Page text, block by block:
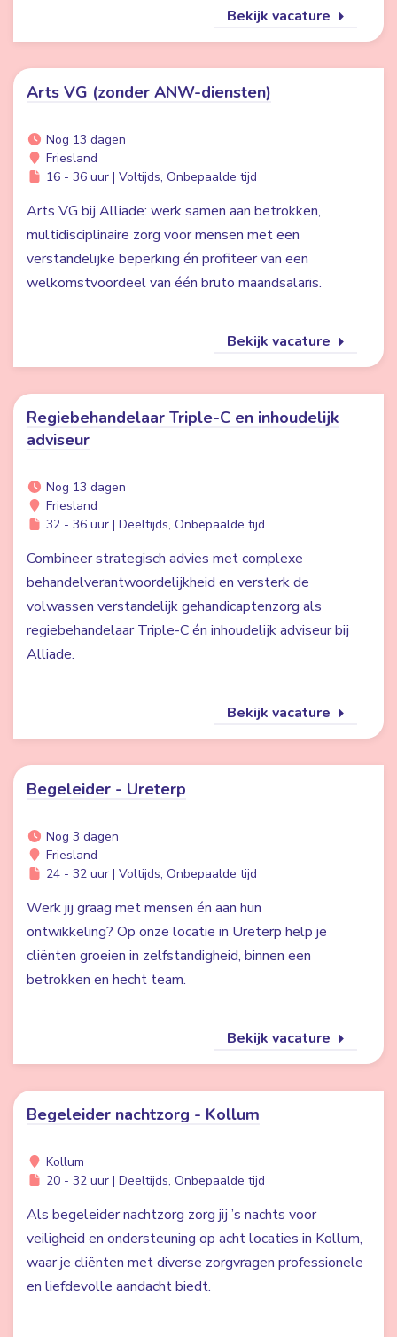
Bekijk vacature
Arts VG (zonder ANW-diensten)
Nog 13 dagen
Friesland
16 - 36 uur | Voltijds, Onbepaalde tijd
Arts VG bij Alliade: werk samen aan betrokken,
multidisciplinaire zorg voor mensen met een
verstandelijke beperking én profiteer van een
welkomstvoordeel van één bruto maandsalaris.
Bekijk vacature
Regiebehandelaar Triple-C en inhoudelijk
adviseur
Nog 13 dagen
Friesland
32 - 36 uur | Deeltijds, Onbepaalde tijd
Combineer strategisch advies met complexe
behandelverantwoordelijkheid en versterk de
volwassen verstandelijk gehandicaptenzorg als
regiebehandelaar Triple-C én inhoudelijk adviseur bij
Alliade.
Bekijk vacature
Begeleider - Ureterp
Nog 3 dagen
Friesland
24 - 32 uur | Voltijds, Onbepaalde tijd
Werk jij graag met mensen én aan hun
ontwikkeling? Op onze locatie in Ureterp help je
cliënten groeien in zelfstandigheid, binnen een
betrokken en hecht team.
Bekijk vacature
Begeleider nachtzorg - Kollum
Kollum
20 - 32 uur | Deeltijds, Onbepaalde tijd
Als begeleider nachtzorg zorg jij ’s nachts voor
veiligheid en ondersteuning op acht locaties in Kollum,
waar je cliënten met diverse zorgvragen professionele
en liefdevolle aandacht biedt.